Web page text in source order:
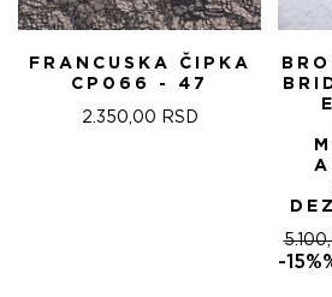
FRANCUSKA ČIPKA
CP066 - 47
2.350,00 RSD
-